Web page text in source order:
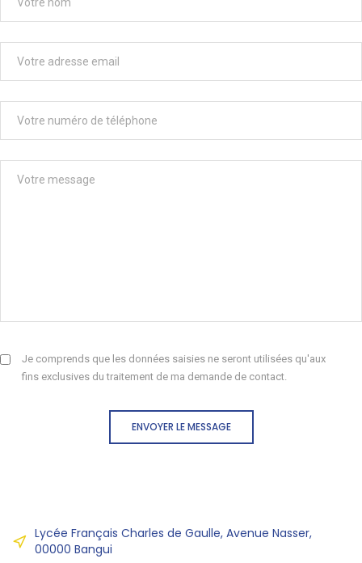
Je comprends que les données saisies ne seront utilisées qu'aux
fins exclusives du traitement de ma demande de contact.
ENVOYER LE MESSAGE
Lycée Français Charles de Gaulle, Avenue Nasser,
00000 Bangui